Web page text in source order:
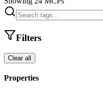
Filters
Clear all
Properties